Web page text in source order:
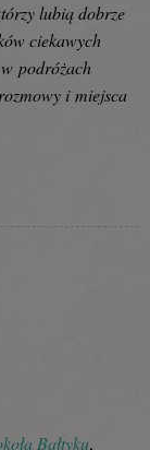
lubią dobrze
ciekawych
podróżach
i miejsca
Bałtyku,